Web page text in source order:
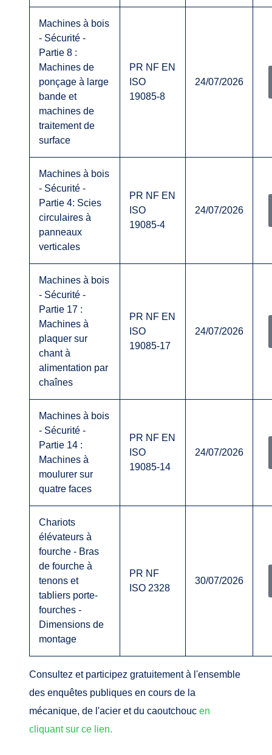
Machines à bois
- Sécurité -
Partie 8 :
Machines de
ponçage à large
bande et
machines de
traitement de
surface
PR NF EN
ISO
19085-8
24/07/2026
Machines à bois
- Sécurité -
Partie 4: Scies
circulaires à
panneaux
verticales
PR NF EN
ISO
19085-4
24/07/2026
Machines à bois
- Sécurité -
Partie 17 :
Machines à
plaquer sur
chant à
alimentation par
chaînes
PR NF EN
ISO
19085-17
24/07/2026
Machines à bois
- Sécurité -
Partie 14 :
Machines à
moulurer sur
quatre faces
PR NF EN
ISO
19085-14
24/07/2026
Chariots
élévateurs à
fourche - Bras
de fourche à
tenons et
tabliers porte-
fourches -
Dimensions de
montage
PR NF
ISO 2328
30/07/2026
Consultez et participez gratuitement à l'ensemble
des enquêtes publiques en cours de la
mécanique, de l'acier et du caoutchouc en
cliquant sur ce lien.